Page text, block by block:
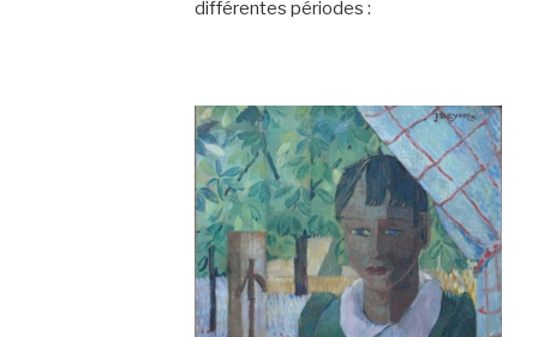
différentes périodes :